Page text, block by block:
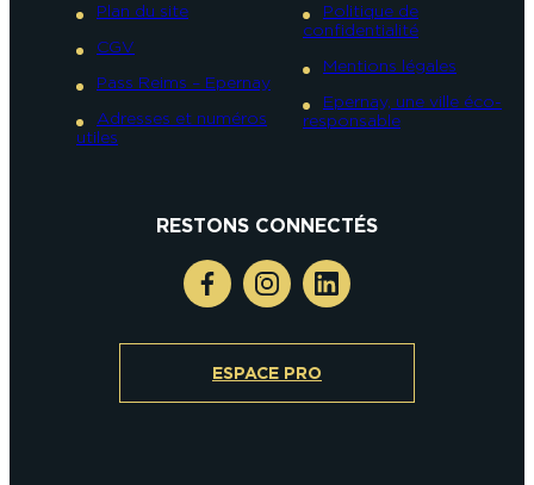
Plan du site
CGV
Pass Reims – Epernay
Adresses et numéros
utiles
Politique de
confidentialité
Mentions légales
Epernay, une ville éco-
responsable
RESTONS CONNECTÉS
ESPACE PRO